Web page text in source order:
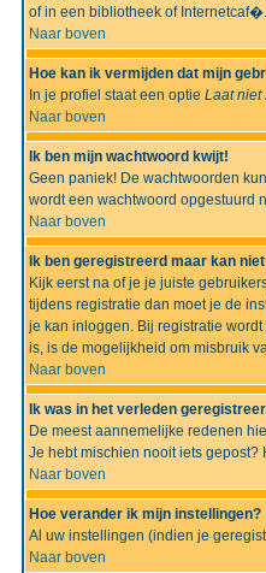
of in een bibliotheek of Internetcaf�.
Naar boven
Hoe kan ik vermijden dat mijn
In je profiel staat een optie Laat niet
Naar boven
Ik ben mijn wachtwoord kwijt!
Geen paniek! De wachtwoorden
wordt een wachtwoord opgestuurd
Naar boven
Ik ben geregistreerd maar kan
Kijk eerst na of je je juiste
tijdens registratie dan moet je de
je kan inloggen. Bij registratie
is, is de mogelijkheid om misbruik
Naar boven
Ik was in het verleden
De meest aannemelijke redenen
Je hebt mischien nooit iets
Naar boven
Hoe verander ik mijn instellingen?
Al uw instellingen (indien je
Naar boven